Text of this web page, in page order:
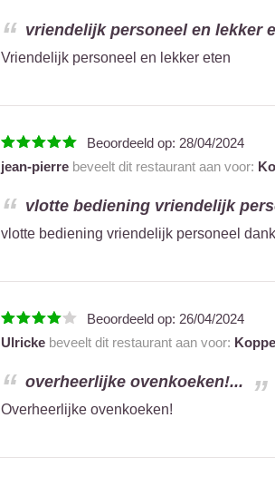
vriendelijk personeel en lekker
Vriendelijk personeel en lekker eten
Beoordeeld op: 28/04/2024
jean-pierrebeveelt dit restaurant aan voor:
vlotte bediening vriendelijk
vlotte bediening vriendelijk personeel
Beoordeeld op: 26/04/2024
Ulrickebeveelt dit restaurant aan voor:
overheerlijke ovenkoeken!...
Overheerlijke ovenkoeken!